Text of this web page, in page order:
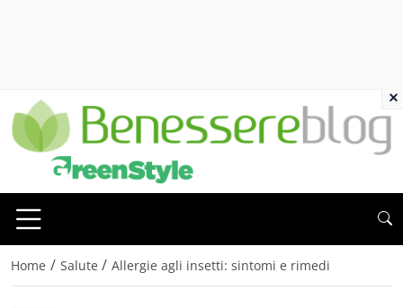
Home / Salute / Allergie agli insetti: sintomi e rimedi
×